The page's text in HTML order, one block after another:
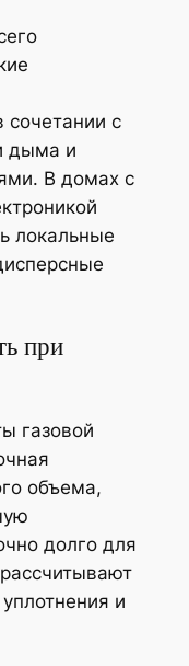
с
дыма и
В домах с
локальные
при
газовой
объема,
долго для
и